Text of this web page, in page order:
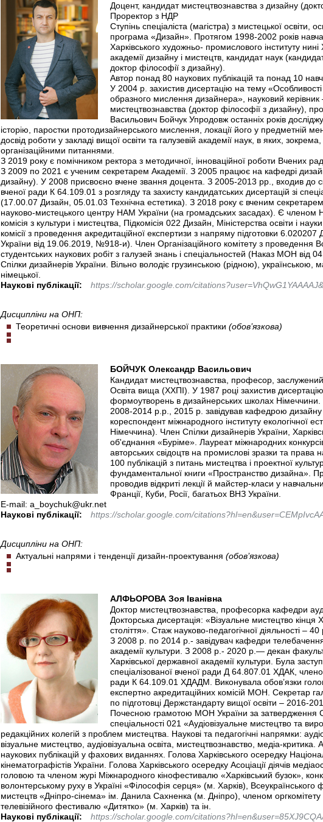
Доцент, кандидат мистецтвознавства з дизайну
Проректор з НДР
Ступінь спеціаліста (магістра) з мистецької освіти,
програма «Дизайн». Протягом 1998-2002 років
Харківського художньо- промислового інституту нині
академії дизайну і мистецтв, кандидат наук
доктор філософії з дизайну).
Автор понад 80 наукових публікацій та понад 10
У 2004 р. захистив дисертацію на тему
образного мислення дизайнера», науковий керівник
мистецтвознавства (доктор філософії з дизайну),
Васильович Бойчук Упродовж останніх років
історію, паростки протодизайнерського мислення, локації його у предметній
досвід роботи у закладі вищої освіти та галузевій академії наук, в яких,
організаційними питаннями.
З 2019 року є помічником ректора з методичної, інноваційної роботи Вчених рад.
З 2009 по 2021 є ученим секретарем Академії. З 2005 працює на кафедрі
дизайну). У 2008 присвоєно вчене звання доцента. З 2005-2013 рр., входив до
вченої ради К 64.109.01 з розгляду та захисту кандидатських дисертацій зі
(17.00.07 Дизайн, 05.01.03 Технічна естетика). З 2018 року є вченим секретарем
науково-мистецького центру НАМ України (на громадських засадах). Є членом
комісія з культури і мистецтва, Підкомісія 022 Дизайн, Міністерства освіти і
комісії з проведення акредитаційної експертизи з напряму підготовки
України від 19.06.2019, №918-и). Член Організаційного комітету з проведення
студентських наукових робіт з галузей знань і спеціальностей (Наказ МОН
Спілки дизайнерів України. Вільно володіє грузинською (рідною), українською,
німецької.
Наукові публікації: https://scholar.google.com/
Дисципліни на ОНП:
Теоретичні основи вивчення дизайнерської практики (обов’язкова)
БОЙЧУК Олександр Васильович
Кандидат мистецтвознавства, професор, заслужений
Освіта вища (ХХПІ). У 1987 році захистив
формоутворень в дизайнерських школах Німеччини.
2008-2014 р.р., 2015 р. завідував кафедрою
кореспондент міжнародного інституту екологічної
Німеччина). Член Спілки дизайнерів України,
об'єднання «Буріме». Лауреат міжнародних
авторських свідоцтв на промислові зразки та права
100 публікацій з питань мистецтва і проектної
фундаментальної книги «Пространство дизайна».
проводив відкриті лекції й майстер-класи у
Франції, Куби, Росії, багатьох ВНЗ України.
Е-mail: a_boychuk@ukr.net
Наукові публікації: https://scholar.google.com/
Дисципліни на ОНП:
Актуальні напрями і тенденції дизайн-проектування (обов’язкова)
АЛФЬОРОВА Зоя Іванівна
Доктор мистецтвознавства, професорка кафедри
Докторська дисертація: «Візуальне мистецтво кінця
століття». Стаж науково-педагогічної діяльності – 40
З 2008 р. по 2014 р.- завідувач кафедри телебачення
академії культури. З 2008 р.- 2020 р.— декан
Харківської державної академії культури. Була
спеціалізованої вченої ради Д 64.807.01 ХДАК,
ради К 64.109.01 ХДАДМ. Виконувала обов’язки
експертно акредитаційних комісій МОН. Секретар
по підготовці Держстандарту вищої освіти – 2016-
Почесною грамотою МОН України за затвердження
спеціальності 021 «Аудіовізуальне мистецтво та
редакційних колегій з проблем мистецтва. Наукові та педагогічні напрямки:
візуальне мистецтво, аудіовізуальна освіта, мистецтвознавство, медіа-критика.
наукових публікацій у фахових виданнях. Голова Харківського осередку
кінематографістів України. Голова Харківського осередку Асоціації діячів
головою та членом журі Міжнародного кінофестивалю «Харківський бузок»,
волонтерському руху в Україні «Філософія серця» (м. Харків),
мистецтв «Дніпро-сінема» ім. Данила Сахненка (м. Дніпро), членом
телевізійного фестивалю «Дитятко» (м. Харків) та ін.
Наукові публікації: https://scholar.google.com/